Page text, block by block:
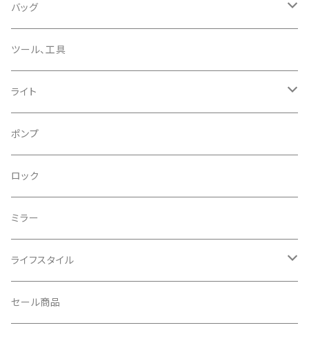
CHROMAG/クロマグ
CHROME/クローム
CONTINENTAL/コンチネンタル
CRANE/クレーン
CRANKBROTHERS/クランクブラザーズ
CROSS SECTION/クロスセクション
CLIK/クリック
CUSH CORE/クッシュコア
チェーン
チューブレスバルブ/ バルブキャップ
シーラント
バッグ
サドルバッグ
サコッシュ
バックパック
フレームバッグ
輪行袋
輪行小物
バイクカバー
その他
ツール、工具
ライト
フロントライト
テールライト
ポンプ
ロック
ミラー
ライフスタイル
キャップ
セール商品